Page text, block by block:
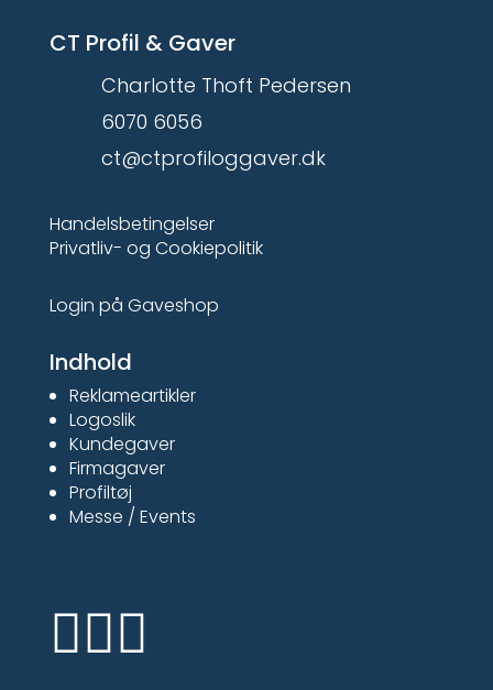
CT Profil & Gaver
Charlotte Thoft Pedersen
6070 6056
ct@ctprofiloggaver.dk
Handelsbetingelser
Privatliv- og Cookiepolitik
Login på Gaveshop
Indhold
Reklameartikler
Logoslik
Kundegaver
Firmagaver
Profiltøj
Messe / Events
